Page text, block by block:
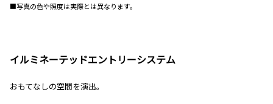
■写真の色や照度は実際とは異なります。
イルミネーテッドエントリーシステム
おもてなしの空間を演出。